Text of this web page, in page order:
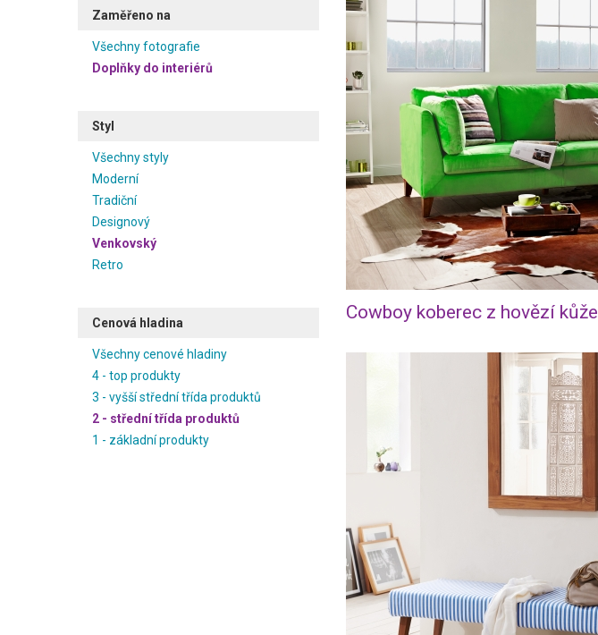
Zaměřeno na
Všechny fotografie
Doplňky do interiérů
Styl
Všechny styly
Moderní
Tradiční
Designový
Venkovský
Retro
Cenová hladina
Všechny cenové hladiny
4 - top produkty
3 - vyšší střední třída produktů
2 - střední třída produktů
1 - základní produkty
Cowboy koberec z hovězí kůže